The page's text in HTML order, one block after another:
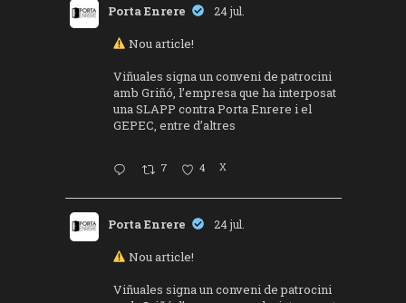
Porta Enrere 24 jul.
Nou article!
Viñuales signa un conveni de patrocini
amb Griñó, l’empresa que ha interposat
una SLAPP contra Porta Enrere i el
GEPEC, entre d’altres
7 4 X
Porta Enrere 24 jul.
Nou article!
Viñuales signa un conveni de patrocini